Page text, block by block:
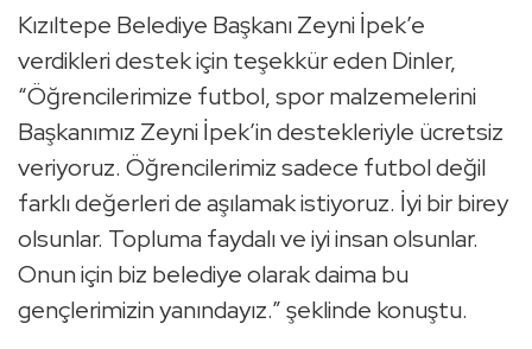
Kızıltepe Belediye Başkanı Zeyni İpek’e
verdikleri destek için teşekkür eden Dinler,
“Öğrencilerimize futbol, spor malzemelerini
Başkanımız Zeyni İpek’in destekleriyle ücretsiz
veriyoruz. Öğrencilerimiz sadece futbol değil
farklı değerleri de aşılamak istiyoruz. İyi bir birey
olsunlar. Topluma faydalı ve iyi insan olsunlar.
Onun için biz belediye olarak daima bu
gençlerimizin yanındayız.” şeklinde konuştu.